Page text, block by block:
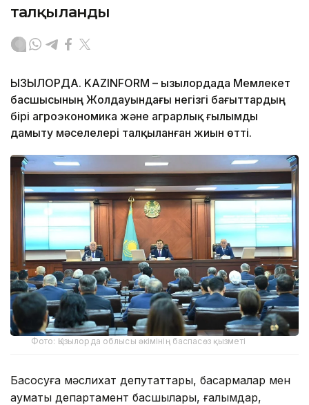
талқыланды
ҚЫЗЫЛОРДА. KAZINFORM – Қызылордада Мемлекет
басшысының Жолдауындағы негізгі бағыттардың
бірі агроэкономика және аграрлық ғылымды
дамыту мәселелері талқыланған жиын өтті.
Фото: Қызылорда облысы әкімінің баспасөз қызметі
Басқосуға мәслихат депутаттары, басқармалар мен
аумақтық департамент басшылары, ғалымдар,